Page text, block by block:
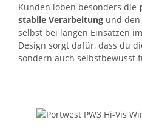
Kunden loben besonders die
stabile Verarbeitung und den
selbst bei langen Einsätzen
Design sorgt dafür, dass du
sondern auch selbstbewusst